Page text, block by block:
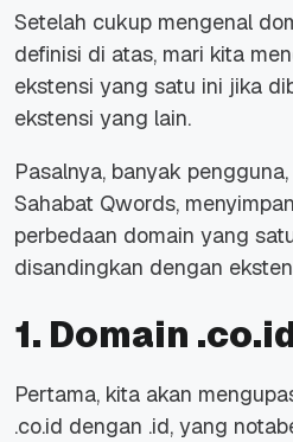
Setelah cukup mengenal
definisi di atas, mari kita
ekstensi yang satu ini jika
ekstensi yang lain.
Pasalnya, banyak
Sahabat Qwords,
perbedaan domain yang
disandingkan dengan
1. Domain
Pertama, kita akan
.co.id dengan .id, yang